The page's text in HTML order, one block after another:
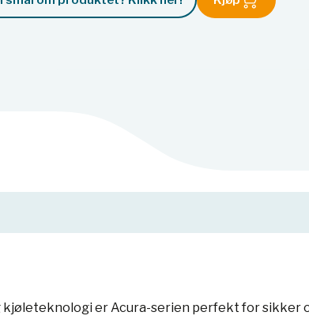
er Acura-serien perfekt for sikker